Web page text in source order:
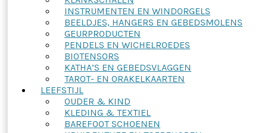
INSTRUMENTEN EN WINDORGELS
BEELDJES, HANGERS EN GEBEDSMOLENS
GEURPRODUCTEN
PENDELS EN WICHELROEDES
BIOTENSORS
KATHA’S EN GEBEDSVLAGGEN
TAROT- EN ORAKELKAARTEN
LEEFSTIJL
OUDER & KIND
KLEDING & TEXTIEL
BAREFOOT SCHOENEN